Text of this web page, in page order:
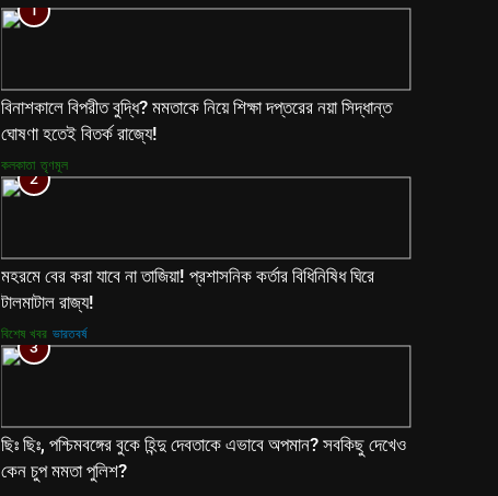
1
বিনাশকালে বিপরীত বুদ্ধি? মমতাকে নিয়ে শিক্ষা দপ্তরের নয়া সিদ্ধান্ত
ঘোষণা হতেই বিতর্ক রাজ্যে!
কলকাতা তৃণমূল
2
মহরমে বের করা যাবে না তাজিয়া! প্রশাসনিক কর্তার বিধিনিষিধ ঘিরে
টালমাটাল রাজ্য!
বিশেষ খবর ভারতবর্ষ
3
ছিঃ ছিঃ, পশ্চিমবঙ্গের বুকে হিন্দু দেবতাকে এভাবে অপমান? সবকিছু দেখেও
কেন চুপ মমতা পুলিশ?